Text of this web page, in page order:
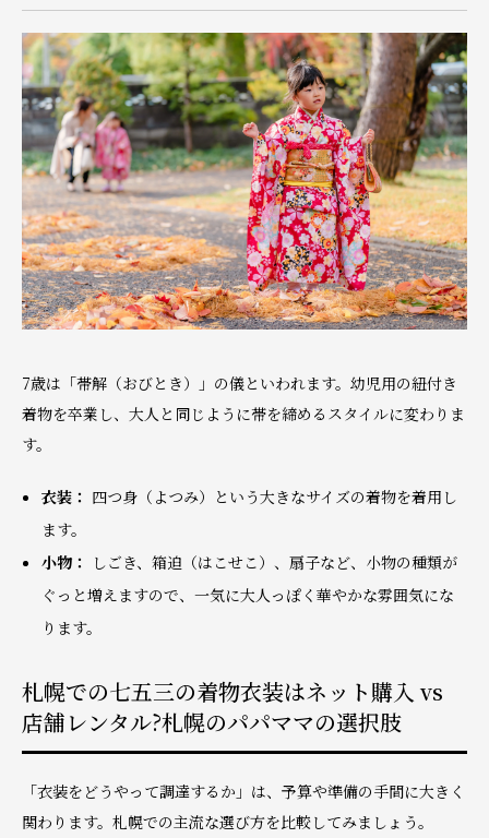
7歳は「帯解（おびとき）」の儀といわれます。幼児用の紐付き
着物を卒業し、大人と同じように帯を締めるスタイルに変わりま
す。
衣装： 四つ身（よつみ）という大きなサイズの着物を着用し
ます。
小物： しごき、箱迫（はこせこ）、扇子など、小物の種類が
ぐっと増えますので、一気に大人っぽく華やかな雰囲気にな
ります。
札幌での七五三の着物衣装はネット購入 vs
店舗レンタル?札幌のパパママの選択肢
「衣装をどうやって調達するか」は、予算や準備の手間に大きく
関わります。札幌での主流な選び方を比較してみましょう。